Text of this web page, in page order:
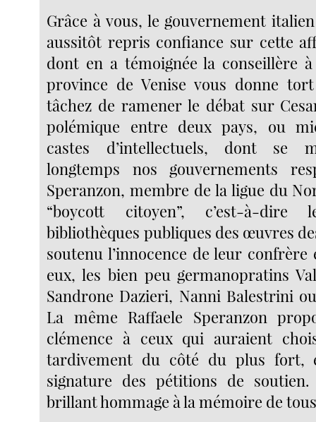
Grâce à vous, le gouvernement
aussitôt repris confiance sur cette
dont en a témoignée la conseillère
province de Venise vous donne tort
tâchez de ramener le débat sur
polémique entre deux pays, ou
castes d’intellectuels, dont se
longtemps nos gouvernements
Speranzon, membre de la ligue du
“boycott citoyen”, c’est-à-
bibliothèques publiques des œuvres
soutenu l’innocence de leur
eux, les bien peu germanopratins
Sandrone Dazieri, Nanni Balestrini
La même Raffaele Speranzon
clémence à ceux qui auraient
tardivement du côté du plus fort,
signature des pétitions de
brillant hommage à la mémoire de